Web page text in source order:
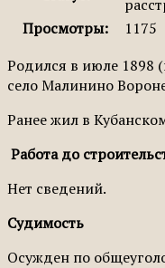
Просмотры:
1175
Родился в июле 1898
село Малинино
Ранее жил в
Работа до
Нет сведений.
Судимость
Осужден по